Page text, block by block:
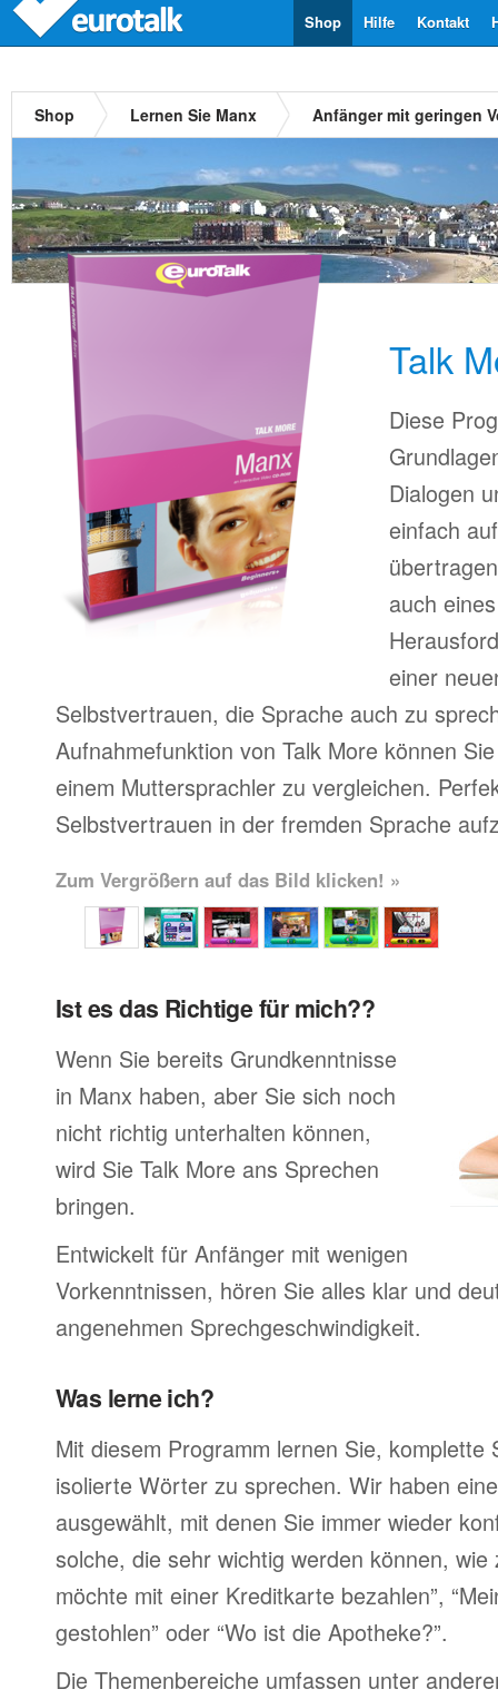
Kontakt
Hilfe
Shop
Shop Lernen Sie Manx Anfänger mit geringen
Talk
Diese
Dialogen
einfach
auch
einer
Selbstvertrauen, die Sprache auch zu
Aufnahmefunktion von Talk More können
einem Muttersprachler zu vergleichen.
Selbstvertrauen in der fremden Sprache
Zum Vergrößern auf das Bild klicken! »
Ist es das Richtige für mich??
Wenn Sie bereits Grundkenntnisse
in Manx haben, aber Sie sich noch
nicht richtig unterhalten können,
wird Sie Talk More ans Sprechen
bringen.
Entwickelt für Anfänger mit wenigen
Vorkenntnissen, hören Sie alles klar und
angenehmen Sprechgeschwindigkeit.
Was lerne ich?
Mit diesem Programm lernen Sie, komplette
isolierte Wörter zu sprechen. Wir haben
ausgewählt, mit denen Sie immer wieder
solche, die sehr wichtig werden können, wie
möchte mit einer Kreditkarte bezahlen”,
gestohlen” oder “Wo ist die Apotheke?”.
Die Themenbereiche umfassen unter